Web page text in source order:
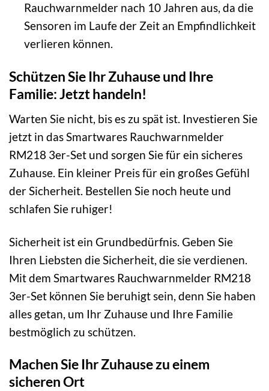
Rauchwarnmelder nach 10 Jahren aus, da die
Sensoren im Laufe der Zeit an Empfindlichkeit
verlieren können.
Schützen Sie Ihr Zuhause und Ihre
Familie: Jetzt handeln!
Warten Sie nicht, bis es zu spät ist. Investieren Sie
jetzt in das Smartwares Rauchwarnmelder
RM218 3er-Set und sorgen Sie für ein sicheres
Zuhause. Ein kleiner Preis für ein großes Gefühl
der Sicherheit. Bestellen Sie noch heute und
schlafen Sie ruhiger!
Sicherheit ist ein Grundbedürfnis. Geben Sie
Ihren Liebsten die Sicherheit, die sie verdienen.
Mit dem Smartwares Rauchwarnmelder RM218
3er-Set können Sie beruhigt sein, denn Sie haben
alles getan, um Ihr Zuhause und Ihre Familie
bestmöglich zu schützen.
Machen Sie Ihr Zuhause zu einem
sicheren Ort